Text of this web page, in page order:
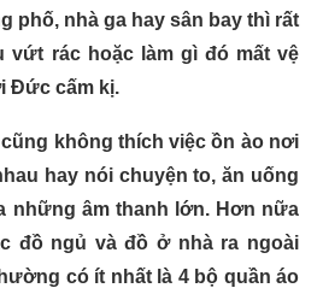
phố, nhà ga hay sân bay thì rất
vứt rác hoặc làm gì đó mất vệ
Đức cấm kị.
không thích việc ồn ào nơi
hay nói chuyện to, ăn uống
những âm thanh lớn. Hơn nữa
đồ ngủ và đồ ở nhà ra ngoài
có ít nhất là 4 bộ quần áo